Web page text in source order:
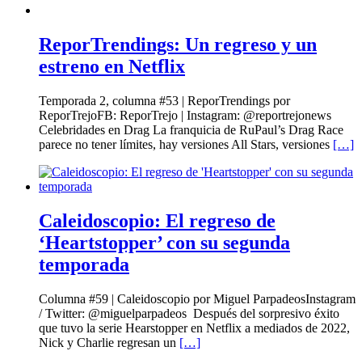
ReporTrendings: Un regreso y un
estreno en Netflix
Temporada 2, columna #53 | ReporTrendings por
ReporTrejoFB: ReporTrejo | Instagram: @reportrejonews
Celebridades en Drag La franquicia de RuPaul’s Drag Race
parece no tener límites, hay versiones All Stars, versiones […]
Caleidoscopio: El regreso de
‘Heartstopper’ con su segunda
temporada
Columna #59 | Caleidoscopio por Miguel ParpadeosInstagram
/ Twitter: @miguelparpadeos Después del sorpresivo éxito
que tuvo la serie Hearstopper en Netflix a mediados de 2022,
Nick y Charlie regresan un […]